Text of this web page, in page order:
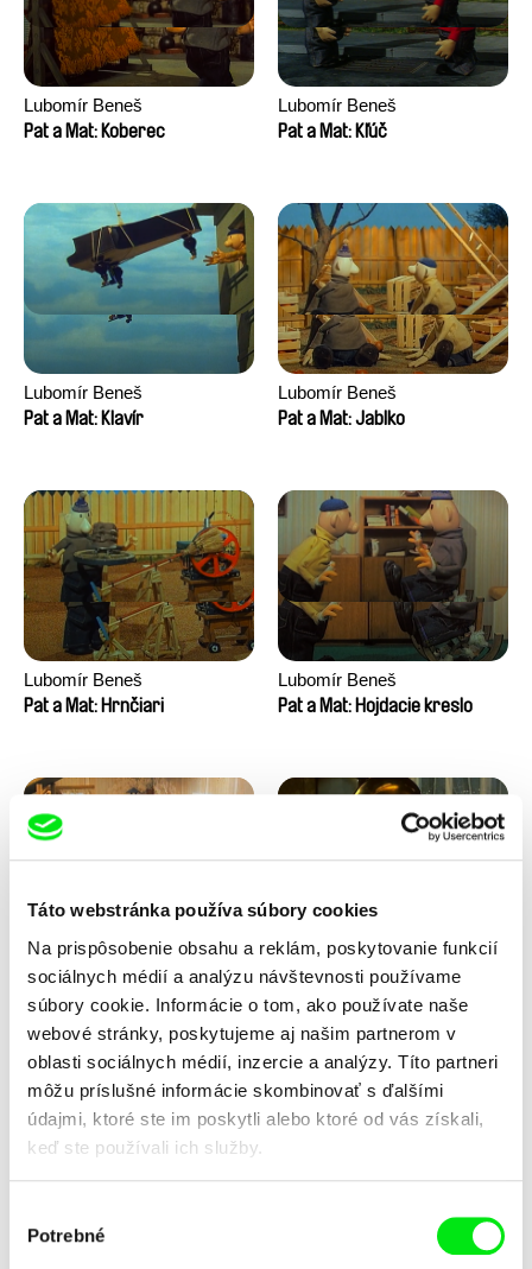
Táto webstránka používa súbory cookies
Na prispôsobenie obsahu a reklám, poskytovanie funkcií
sociálnych médií a analýzu návštevnosti používame
súbory cookie. Informácie o tom, ako používate naše
webové stránky, poskytujeme aj našim partnerom v
oblasti sociálnych médií, inzercie a analýzy. Títo partneri
môžu príslušné informácie skombinovať s ďalšími
údajmi, ktoré ste im poskytli alebo ktoré od vás získali,
keď ste používali ich služby.
súhlasu
Potrebné
Lubomír Beneš
Pat a Mat: Koberec
Lubomír Beneš
Pat a Mat: Kľúč
Lubomír Beneš
Pat a Mat: Klavír
Lubomír Beneš
Pat a Mat: Jablko
Lubomír Beneš
Pat a Mat: Hrnčiari
Lubomír Beneš
Pat a Mat: Hojdacie kreslo
Lubomír Beneš
Pat a Mat: Gril
Lubomír Beneš
Pat a Mat: Gramofón